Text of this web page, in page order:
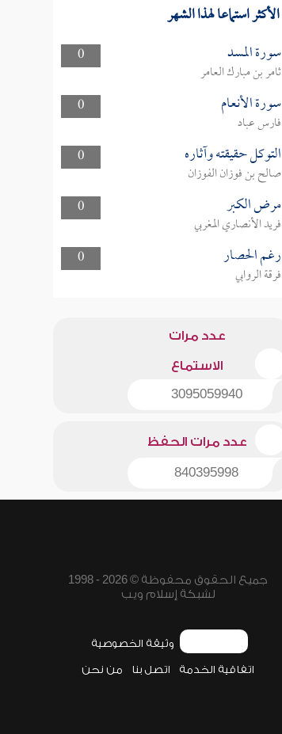
الأكثر استماعا لهذا الشهر
0 سورة المسد
ثامر بن مبارك العامر
0
سورة الأنعام
فارس عباد
0
التوكل حقيقته وآثاره
صالح بن فوزان الفوزان
0
مرض الكبر
فريد الأنصاري المغربي
0
رغم الحصار
فرقة الروابي
عدد مرات
الاستماع
3095059940
عدد مرات الحفظ
840395998
جميع الحقوق محفوظة © 2026 - 1998
لشبكة إسلام ويب
وثيقة الخصوصية
اتفاقية الخدمة اتصل بنا من نحن